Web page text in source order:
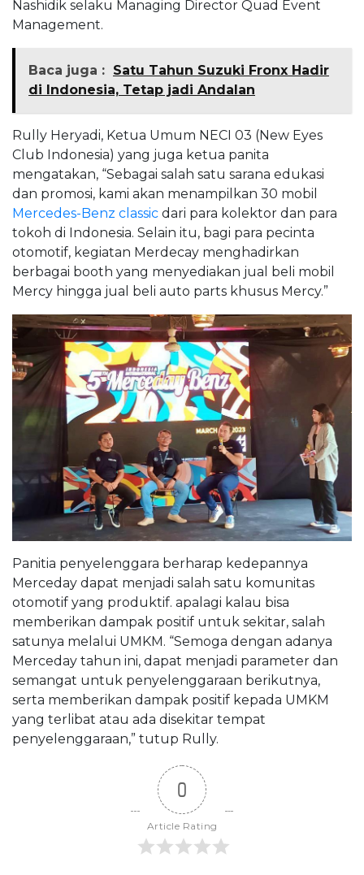
Nashidik selaku Managing Director Quad Event
Management.
Baca juga : Satu Tahun Suzuki Fronx Hadir
di Indonesia, Tetap jadi Andalan
Rully Heryadi, Ketua Umum NECI 03 (New Eyes
Club Indonesia) yang juga ketua panita
mengatakan, “Sebagai salah satu sarana edukasi
dan promosi, kami akan menampilkan 30 mobil
Mercedes-Benz classic dari para kolektor dan para
tokoh di Indonesia. Selain itu, bagi para pecinta
otomotif, kegiatan Merdecay menghadirkan
berbagai booth yang menyediakan jual beli mobil
Mercy hingga jual beli auto parts khusus Mercy.”
Panitia penyelenggara berharap kedepannya
Merceday dapat menjadi salah satu komunitas
otomotif yang produktif. apalagi kalau bisa
memberikan dampak positif untuk sekitar, salah
satunya melalui UMKM. “Semoga dengan adanya
Merceday tahun ini, dapat menjadi parameter dan
semangat untuk penyelenggaraan berikutnya,
serta memberikan dampak positif kepada UMKM
yang terlibat atau ada disekitar tempat
penyelenggaraan,” tutup Rully.
0
Article Rating